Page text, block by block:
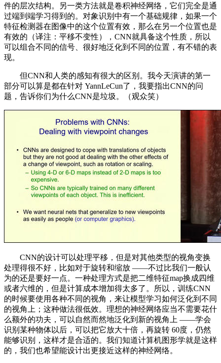
件的层次结构。另一类方法就是卷积神经网络，它们完全是通
过端到端学习得到的。对象识别中有一个基础规律，如果一个
特征检测器在图像中的这个位置有效，那么在另一个位置也是
有效的（译注：平移不变性），CNN就具备这个性质，所以
可以组合不同的信号、很好地泛化到不同的位置，有不错的表
现。
但CNN和人类的感知有很大的区别。我今天演讲的第一
部分可以算是都在针对 YannLeCun了，我要指出CNN的问
题，告诉你们为什么CNN是垃圾。（观众笑）
CNN的设计可以处理平移，但是对其他类型的视角变换
处理得很不好，比如对于旋转和缩放 ——不过比我们一般认
为的还是要好一点。一种处理方式是把二维特征map换成四维
或者六维的，但是计算成本增加得太多了。所以，训练CNN
的时候要使用各种不同的视角，来让模型学习如何泛化到不同
的视角上；这种做法很低效。理想的神经网络应当不需要花什
么额外的功夫，可以自然而然地泛化到新的视角上 ——学会
识别某种物体以后，可以把它放大十倍，再旋转 60度，仍然
能够识别，这样才是合适的。我们知道计算机图形学就是这样
的，我们也希望能设计出更接近这样的神经网络。